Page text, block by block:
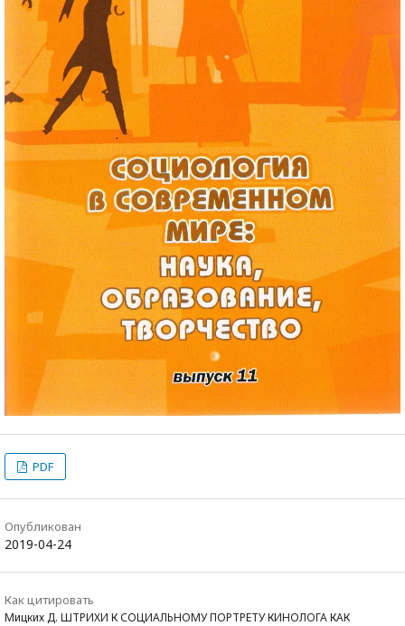
PDF
Опубликован
2019-04-24
Как цитировать
Мицких Д. ШТРИХИ К СОЦИАЛЬНОМУ ПОРТРЕТУ КИНОЛОГА КАК